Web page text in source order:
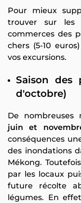
Pour mieux
trouver sur les
commerces des
chers (5-10
vos excursions.
Saison des
d'octobre)
De nombreuses
juin et
conséquences
des inondations
Mékong.
par les locaux
future récolte
légumes. En